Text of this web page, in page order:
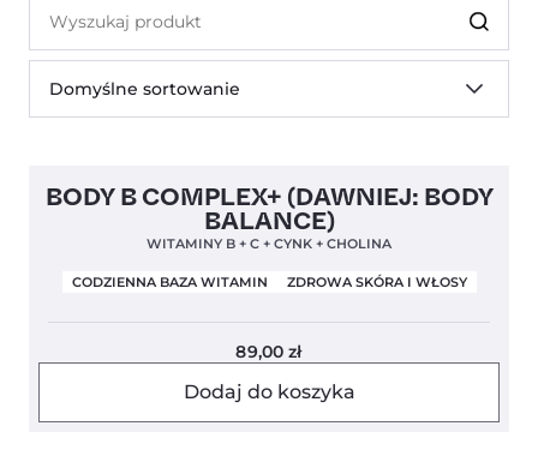
produktów
Domyślne sortowanie
Clean Label Nowa Formuła 4,9
BODY B COMPLEX+ (DAWNIEJ: BODY
BALANCE)
WITAMINY B + C + CYNK + CHOLINA
CODZIENNA BAZA WITAMIN ZDROWA SKÓRA I WŁOSY
89,00zł
Dodaj do koszyka